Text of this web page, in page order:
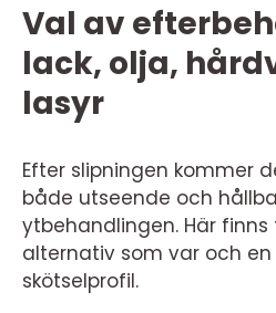
Val av
lack, olja,
lasyr
Efter slipningen kommer
både utseende och
ytbehandlingen. Här
alternativ som var och
skötselprofil.